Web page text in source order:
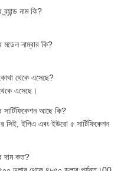
নাম কি?
মডেল নাম্বার কি?
থেকে এসেছে?
এসেছে।
সার্টিফিকেশন আছে কি?
সিই, ইপিএ এবং ইউরো ৫ সার্টিফিকেশন
দাম কত?